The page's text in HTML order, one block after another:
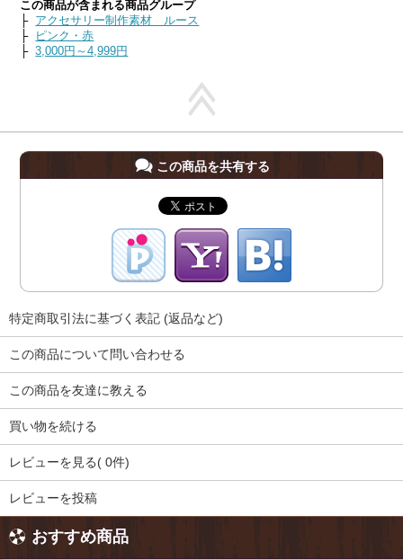
この商品が含まれる商品グループ
├ アクセサリー制作素材 ルース
├
ピンク・赤
├3,000円～4,999円
この商品を共有する
特定商取引法に基づく表記 (返品など)
この商品について問い合わせる
この商品を友達に教える
買い物を続ける
レビューを見る( 0件)
レビューを投稿
おすすめ商品